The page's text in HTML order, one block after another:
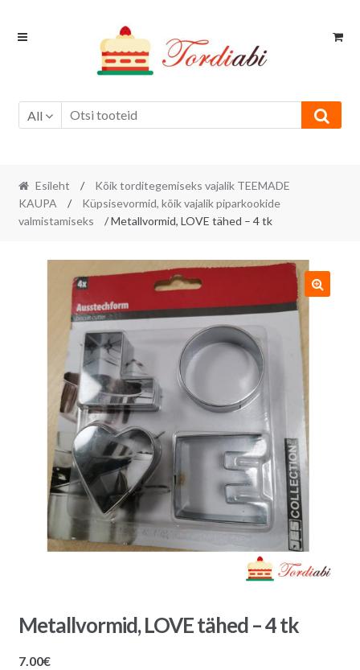
Skip
Skip
All
Esileht /
Kõik torditegemiseks vajalik TEEMADE
KAUPA
/
Küpsisevormid, kõik vajalik piparkookide
valmistamiseks
/ Metallvormid, LOVE tähed – 4 tk
Metallvormid, LOVE tähed – 4 tk
7.00€